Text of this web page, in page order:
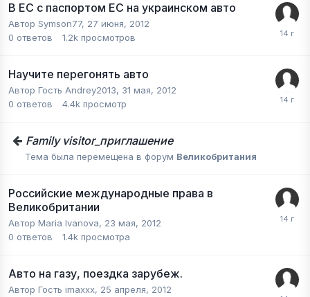
В ЕС с паспортом ЕС на украинском авто
Автор Symson77, 27 июня, 2012
0 ответов 1.2k просмотров
Научите перегонять авто
Автор Гость Andrey2013, 31 мая, 2012
0 ответов 4.4k просмотр
Family visitor_приглашение
Тема была перемещена в форум Великобритания
Российские международные права в
Великобритании
Автор Maria Ivanova, 23 мая, 2012
0 ответов 1.4k просмотра
Авто на газу, поездка зарубеж.
Автор Гость imaxxx, 25 апреля, 2012